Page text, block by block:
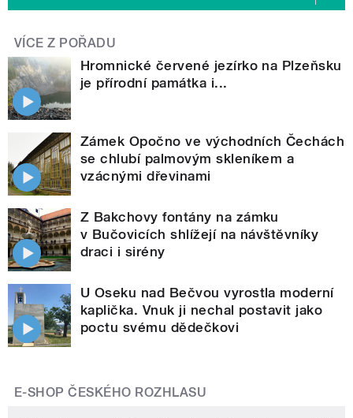
VÍCE Z POŘADU
Hromnické červené jezírko na Plzeňsku
je přírodní památka i...
Zámek Opočno ve východních Čechách
se chlubí palmovým skleníkem a
vzácnými dřevinami
Z Bakchovy fontány na zámku
v Bučovicích shlížejí na návštěvníky
draci i sirény
U Oseku nad Bečvou vyrostla moderní
kaplička. Vnuk ji nechal postavit jako
poctu svému dědečkovi
E-SHOP ČESKÉHO ROZHLASU